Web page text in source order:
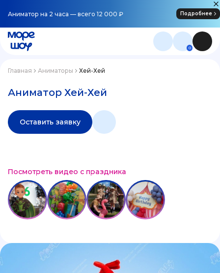
Аниматор на 2 часа — всего 12 000 ₽ Подробнее
0
Главная Аниматоры Хей-Хей
Аниматор Хей-Хей
Оставить заявку
Посмотреть видео с праздника